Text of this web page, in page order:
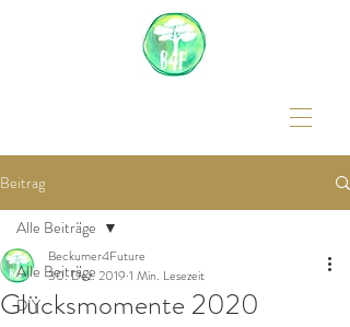
Beitrag
Alle Beiträge
DIY
Alle Beiträge
Glücksmomente 2020
Beckumer4Future
30. Dez. 2019 1 Min. Lesezeit